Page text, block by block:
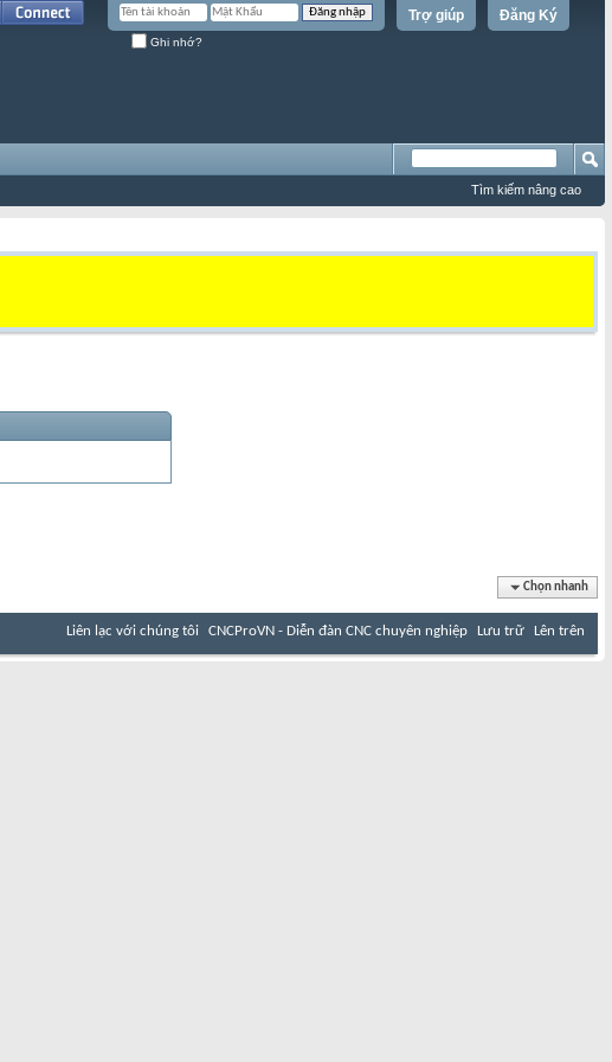
Đăng Ký
Trợ giúp
Ghi nhớ?
Tìm kiếm nâng cao
Chọn nhanh
Liên lạc với chúng tôi CNCProVN - Diễn đàn CNC chuyên nghiệp Lưu trữ Lên trên